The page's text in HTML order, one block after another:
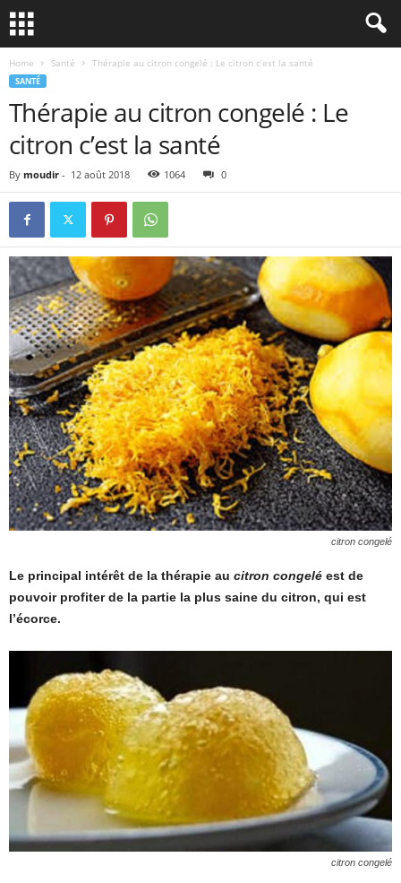
Home Santé Thérapie au citron congelé : Le citron c’est la santé
SANTÉ
Thérapie au citron congelé : Le
citron c’est la santé
By moudir - 12 août 2018 1064 0
citron congelé
Le principal intérêt de la thérapie au citron congelé est de
pouvoir profiter de la partie la plus saine du citron, qui est
l’écorce.
citron congelé